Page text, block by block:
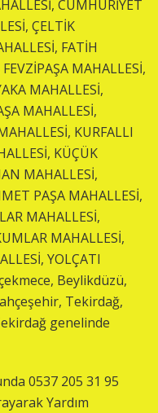
CUMHURİYET
ÇELTİK
FATİH
MAHALLESİ,
MAHALLESİ,
MAHALLESİ,
KURFALLI
KÜÇÜK
MAHALLESİ,
PAŞA MAHALLESİ,
MAHALLESİ,
MAHALLESİ,
YOLÇATI
Beylikdüzü,
Tekirdağ,
genelinde
0537 205 31 95
Yardım